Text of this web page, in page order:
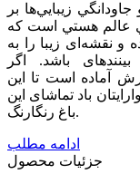
زيبايي‌ها بر
عالم هستي است كه
و نقشه‌ای زیبا را به
باشد. اگر
آماده است تا این
باد تماشای این
باغ رنگارنگ.
ادامه مطلب
جزئیات محصول